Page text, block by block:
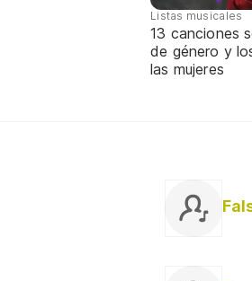
Listas musicales
13 canciones
de género y
las mujeres